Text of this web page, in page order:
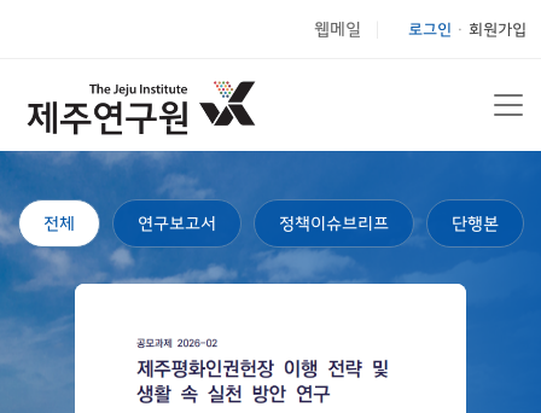
웹메일 로그인 회원가입
전체 연구보고서 정책이슈브리프 단행본